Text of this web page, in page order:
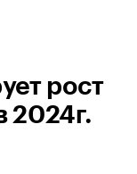
рост
2024г.